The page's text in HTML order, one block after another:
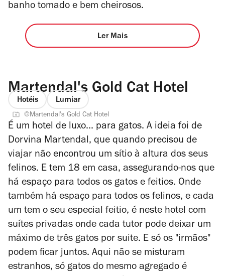
banho tomado e bem cheirosos.
Ler Mais
Martendal's Gold Cat Hotel
Hotéis Lumiar
©Martendal's Gold Cat Hotel
É um hotel de luxo... para gatos. A ideia foi de
Dorvina Martendal, que quando precisou de
viajar não encontrou um sítio à altura dos seus
felinos. E tem 18 em casa, assegurando-nos que
há espaço para todos os gatos e feitios. Onde
também há espaço para todos os felinos, e cada
um tem o seu especial feitio, é neste hotel com
suítes privadas onde cada tutor pode deixar um
máximo de três gatos por suite. E só os "irmãos"
podem ficar juntos. Aqui não se misturam
estranhos, só gatos do mesmo agregado é